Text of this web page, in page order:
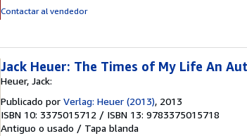
Contactar al vendedor
Jack Heuer: The Times of My Life An
Heuer, Jack:
Publicado por Verlag: Heuer (2013), 2013
ISBN 10: 3375015712 / ISBN 13: 9783375015718
Antiguo o usado / Tapa blanda